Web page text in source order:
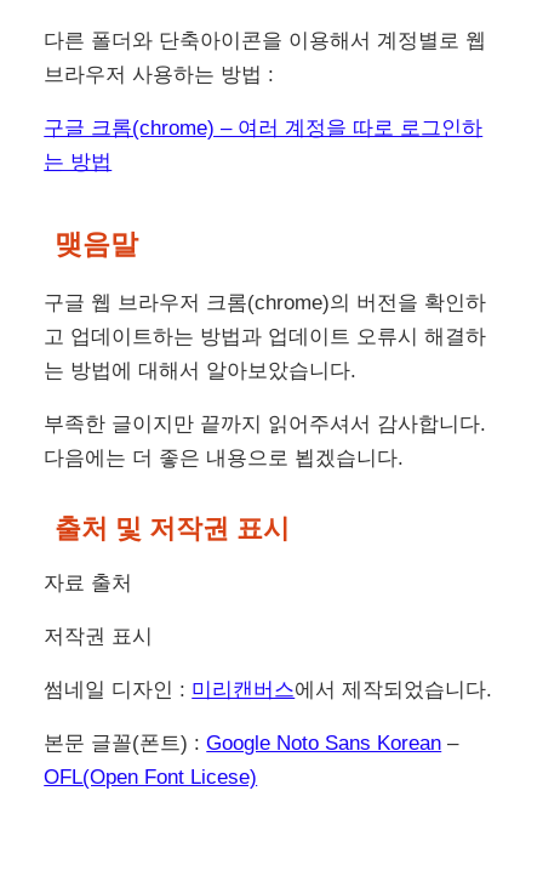
다른 폴더와 단축아이콘을 이용해서 계정별로 웹
브라우저 사용하는 방법 :
구글 크롬(chrome) – 여러 계정을 따로 로그인하
는 방법
맺음말
구글 웹 브라우저 크롬(chrome)의 버전을 확인하
고 업데이트하는 방법과 업데이트 오류시 해결하
는 방법에 대해서 알아보았습니다.
부족한 글이지만 끝까지 읽어주셔서 감사합니다.
다음에는 더 좋은 내용으로 뵙겠습니다.
출처 및 저작권 표시
자료 출처
저작권 표시
썸네일 디자인 : 미리캔버스에서 제작되었습니다.
본문 글꼴(폰트) :Google Noto Sans Korean –
OFL(Open Font Licese)